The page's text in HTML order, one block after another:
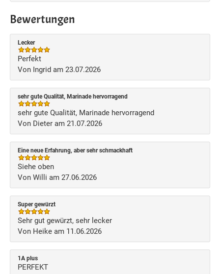
Bewertungen
Lecker
Perfekt
Von Ingrid am 23.07.2026
sehr gute Qualität, Marinade hervorragend
sehr gute Qualität, Marinade hervorragend
Von Dieter am 21.07.2026
Eine neue Erfahrung, aber sehr schmackhaft
Siehe oben
Von Willi am 27.06.2026
Super gewürzt
Sehr gut gewürzt, sehr lecker
Von Heike am 11.06.2026
1A plus
PERFEKT